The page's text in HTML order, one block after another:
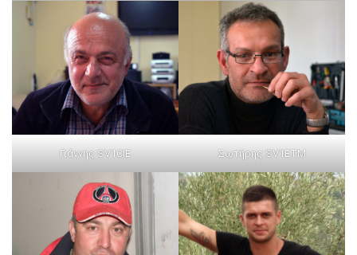
Γιάννης SV1CIE Σωτήρης SV1ETM